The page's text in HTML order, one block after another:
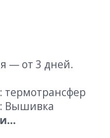
— от 3 дней.
термотрансфер
Вышивка